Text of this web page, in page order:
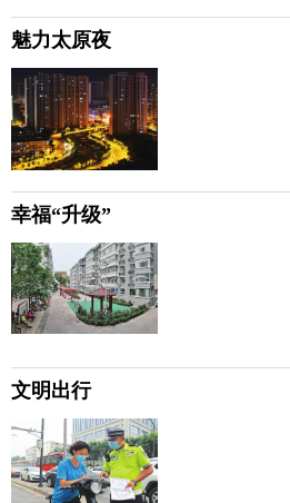
魅力太原夜
幸福“升级”
文明出行